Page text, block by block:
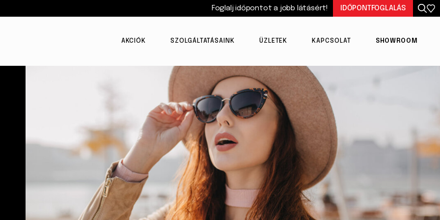
Foglalj időpontot a jobb látásért! IDŐPONTFOGLALÁS
AKCIÓK SZOLGÁLTATÁSAINK ÜZLETEK KAPCSOLAT SHOWROOM